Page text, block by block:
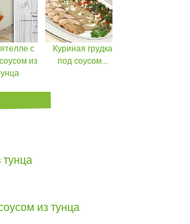
с
из
Куриная грудка
под соусом...
из тунца